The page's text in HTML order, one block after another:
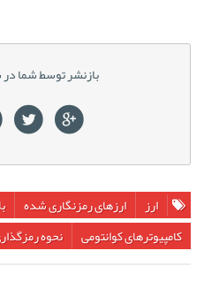
بازنشر توسط شما
ارز ارزهای رمزنگاری شده
کامپیوترهای کوانتومی
نحوه